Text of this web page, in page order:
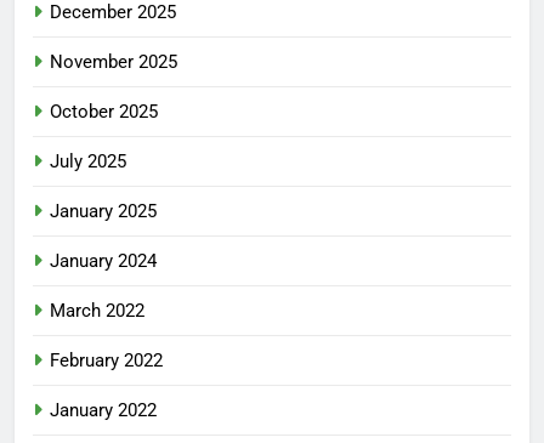
December 2025
November 2025
October 2025
July 2025
January 2025
January 2024
March 2022
February 2022
January 2022